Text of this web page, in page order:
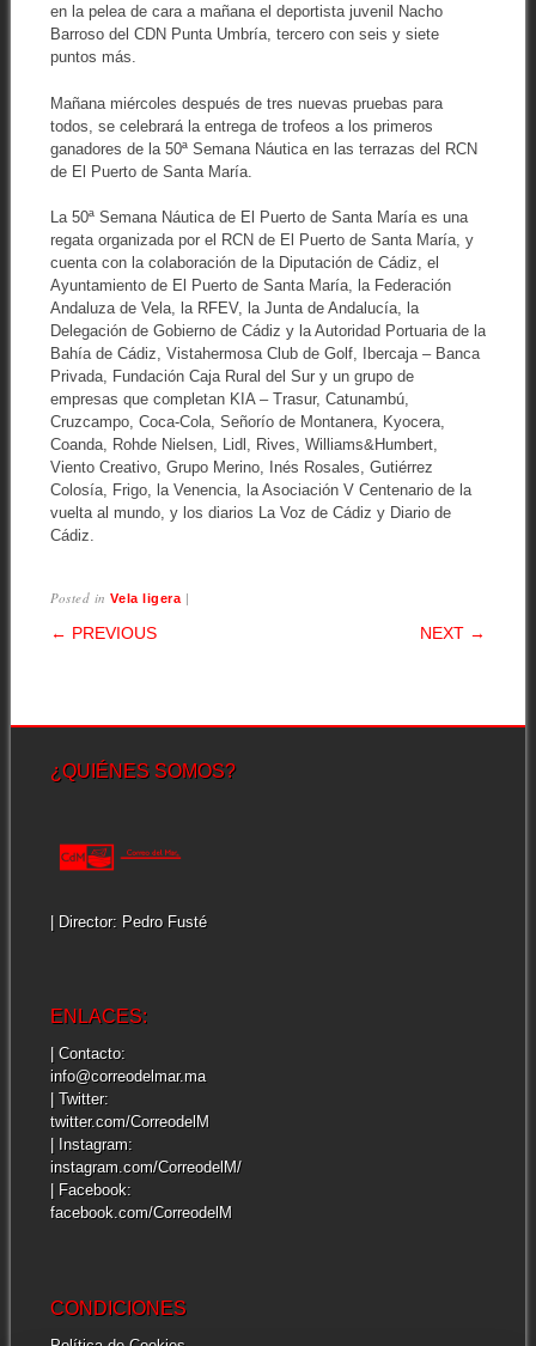
en la pelea de cara a mañana el deportista juvenil Nacho
Barroso del CDN Punta Umbría, tercero con seis y siete
puntos más.
Mañana miércoles después de tres nuevas pruebas para
todos, se celebrará la entrega de trofeos a los primeros
ganadores de la 50ª Semana Náutica en las terrazas del RCN
de El Puerto de Santa María.
La 50ª Semana Náutica de El Puerto de Santa María es una
regata organizada por el RCN de El Puerto de Santa María, y
cuenta con la colaboración de la Diputación de Cádiz, el
Ayuntamiento de El Puerto de Santa María, la Federación
Andaluza de Vela, la RFEV, la Junta de Andalucía, la
Delegación de Gobierno de Cádiz y la Autoridad Portuaria de la
Bahía de Cádiz, Vistahermosa Club de Golf, Ibercaja – Banca
Privada, Fundación Caja Rural del Sur y un grupo de
empresas que completan KIA – Trasur, Catunambú,
Cruzcampo, Coca-Cola, Señorío de Montanera, Kyocera,
Coanda, Rohde Nielsen, Lidl, Rives, Williams&Humbert,
Viento Creativo, Grupo Merino, Inés Rosales, Gutiérrez
Colosía, Frigo, la Venencia, la Asociación V Centenario de la
vuelta al mundo, y los diarios La Voz de Cádiz y Diario de
Cádiz.
Posted inVela ligera |
POST NAVIGATION
← PREVIOUS NEXT →
¿QUIÉNES SOMOS?
| Director: Pedro Fusté
ENLACES:
| Contacto:
info@correodelmar.ma
| Twitter:
twitter.com/CorreodelM
| Instagram:
instagram.com/CorreodelM/
| Facebook:
facebook.com/CorreodelM
CONDICIONES